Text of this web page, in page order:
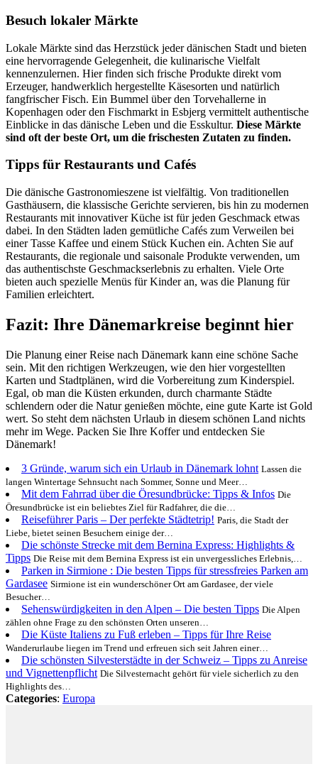
Besuch lokaler Märkte
Lokale Märkte sind das Herzstück jeder dänischen Stadt und bieten
eine hervorragende Gelegenheit, die kulinarische Vielfalt
kennenzulernen. Hier finden sich frische Produkte direkt vom
Erzeuger, handwerklich hergestellte Käsesorten und natürlich
fangfrischer Fisch. Ein Bummel über den Torvehallerne in
Kopenhagen oder den Fischmarkt in Esbjerg vermittelt authentische
Einblicke in das dänische Leben und die Esskultur. Diese Märkte
sind oft der beste Ort, um die frischesten Zutaten zu finden.
Tipps für Restaurants und Cafés
Die dänische Gastronomieszene ist vielfältig. Von traditionellen
Gasthäusern, die klassische Gerichte servieren, bis hin zu modernen
Restaurants mit innovativer Küche ist für jeden Geschmack etwas
dabei. In den Städten laden gemütliche Cafés zum Verweilen bei
einer Tasse Kaffee und einem Stück Kuchen ein. Achten Sie auf
Restaurants, die regionale und saisonale Produkte verwenden, um
das authentischste Geschmackserlebnis zu erhalten. Viele Orte
bieten auch spezielle Menüs für Kinder an, was die Planung für
Familien erleichtert.
Fazit: Ihre Dänemarkreise beginnt hier
Die Planung einer Reise nach Dänemark kann eine schöne Sache
sein. Mit den richtigen Werkzeugen, wie den hier vorgestellten
Karten und Stadtplänen, wird die Vorbereitung zum Kinderspiel.
Egal, ob man die Küsten erkunden, durch charmante Städte
schlendern oder die Natur genießen möchte, eine gute Karte ist Gold
wert. So steht dem nächsten Urlaub in diesem schönen Land nichts
mehr im Wege. Packen Sie Ihre Koffer und entdecken Sie
Dänemark!
3 Gründe, warum sich ein Urlaub in Dänemark lohnt Lassen die
langen Wintertage Sehnsucht nach Sommer, Sonne und Meer…
Mit dem Fahrrad über die Öresundbrücke: Tipps & Infos Die
Öresundbrücke ist ein beliebtes Ziel für Radfahrer, die die…
Reiseführer Paris – Der perfekte Städtetrip! Paris, die Stadt der
Liebe, bietet seinen Besuchern einige der…
Die schönste Strecke mit dem Bernina Express: Highlights &
Tipps Die Reise mit dem Bernina Express ist ein unvergessliches Erlebnis,…
Parken in Sirmione : Die besten Tipps für stressfreies Parken am
Gardasee Sirmione ist ein wunderschöner Ort am Gardasee, der viele
Besucher…
Sehenswürdigkeiten in den Alpen – Die besten Tipps Die Alpen
zählen ohne Frage zu den schönsten Orten unseren…
Die Küste Italiens zu Fuß erleben – Tipps für Ihre Reise
Wanderurlaube liegen im Trend und erfreuen sich seit Jahren einer…
Die schönsten Silvesterstädte in der Schweiz – Tipps zu Anreise
und Vignettenpflicht Die Silvesternacht gehört für viele sicherlich zu den
Highlights des…
Categories: Europa